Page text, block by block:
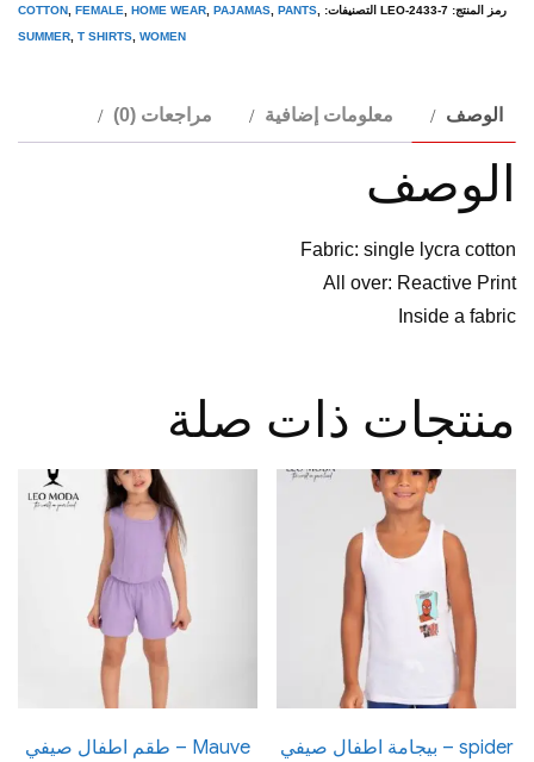
رمز المنتج: LEO-2433-7 التصنيفات: COTTON, FEMALE, HOME WEAR, PAJAMAS, PANTS,
SUMMER, T SHIRTS, WOMEN
الوصف معلومات إضافية مراجعات (0)
الوصف
Fabric: single lycra cotton
All over: Reactive Print
Inside a fabric
منتجات ذات صلة
spider – بيجامة اطفال صيفي Mauve – طقم اطفال صيفي